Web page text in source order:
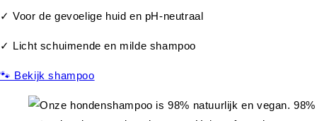
✓ Voor de gevoelige huid en pH-neutraal
✓ Licht schuimende en milde shampoo
🐾 Bekijk shampoo